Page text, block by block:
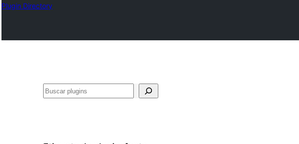
Plugin Directory
Buscar